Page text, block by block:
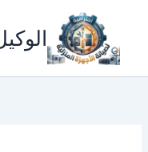
المحتوى